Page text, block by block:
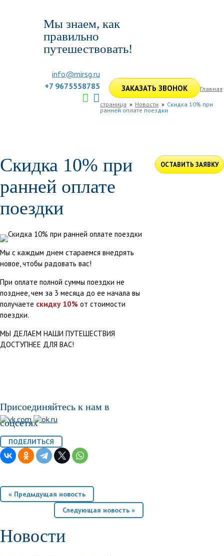
Мы знаем, как
правильно
путешествовать!
info@mirsg.ru
+7 9675558785
ЗАКАЗАТЬ ЗВОНОК
ОСТАВИТЬ ЗАЯВКУ
Главная
страница Новости
Скидка 10% при
ранней оплате поездки
Скидка 10% при
ранней оплате
поездки
Мы с каждым днем стараемся внедрять
новое, чтобы радовать вас!
При оплате полной суммы поездки не
позднее, чем за 3 месяца до ее начала вы
получаете скидку 10% от стоимости
поездки.
МЫ ДЕЛАЕМ НАШИ ПУТЕШЕСТВИЯ
ДОСТУПНЕЕ ДЛЯ ВАС!
Присоединяйтесь к нам в
соцсетях
« Предыдущая новость
Следующая новость »
Новости